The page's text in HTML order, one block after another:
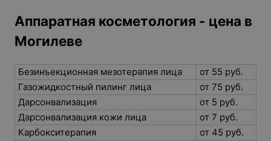
Аппаратная косметология - цена в
Могилеве
Безинъекционная мезотерапия лица
от 55 руб.
Газожидкостный пилинг лица
от 75 руб.
Дарсонвализация
от 5 руб.
Дарсонвализация кожи лица
от 7 руб.
Карбокситерапия
от 45 руб.